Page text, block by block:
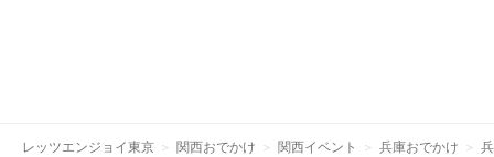
レッツエンジョイ東京 関西おでかけ 関西イベント 兵庫おでかけ